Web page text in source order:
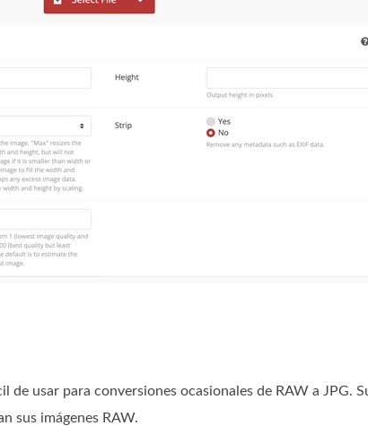
usar para conversiones ocasionales de RAW a JPG.
sus imágenes RAW.